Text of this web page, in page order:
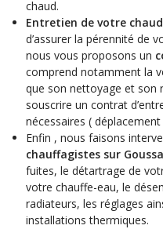
chaud.
Entretien de votre
d’assurer la pérennité de
nous vous proposons un
comprend notamment la
que son nettoyage et son
souscrire un contrat
nécessaires (
Enfin , nous faisons
chauffagistes sur
fuites, le détartrage de
votre chauffe-eau, le
radiateurs, les réglages
installations thermiques.